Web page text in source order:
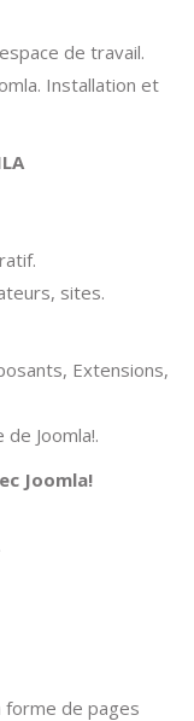
de travail.
Installation et
sites.
Extensions,
Joomla!.
Joomla!
forme de pages